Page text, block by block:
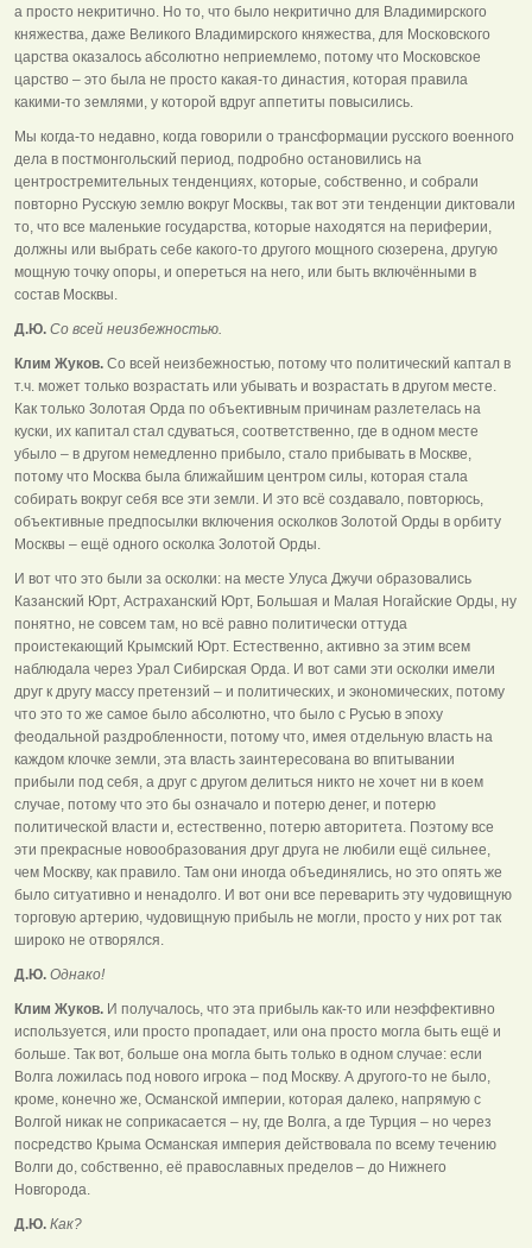
а просто некритично. Но то, что было некритично для Владимирского
княжества, даже Великого Владимирского княжества, для Московского
царства оказалось абсолютно неприемлемо, потому что Московское
царство – это была не просто какая-то династия, которая правила
какими-то землями, у которой вдруг аппетиты повысились.
Мы когда-то недавно, когда говорили о трансформации русского военного
дела в постмонгольский период, подробно остановились на
центростремительных тенденциях, которые, собственно, и собрали
повторно Русскую землю вокруг Москвы, так вот эти тенденции диктовали
то, что все маленькие государства, которые находятся на периферии,
должны или выбрать себе какого-то другого мощного сюзерена, другую
мощную точку опоры, и опереться на него, или быть включёнными в
состав Москвы.
Д.Ю. Со всей неизбежностью.
Клим Жуков. Со всей неизбежностью, потому что политический каптал в
т.ч. может только возрастать или убывать и возрастать в другом месте.
Как только Золотая Орда по объективным причинам разлетелась на
куски, их капитал стал сдуваться, соответственно, где в одном месте
убыло – в другом немедленно прибыло, стало прибывать в Москве,
потому что Москва была ближайшим центром силы, которая стала
собирать вокруг себя все эти земли. И это всё создавало, повторюсь,
объективные предпосылки включения осколков Золотой Орды в орбиту
Москвы – ещё одного осколка Золотой Орды.
И вот что это были за осколки: на месте Улуса Джучи образовались
Казанский Юрт, Астраханский Юрт, Большая и Малая Ногайские Орды, ну
понятно, не совсем там, но всё равно политически оттуда
проистекающий Крымский Юрт. Естественно, активно за этим всем
наблюдала через Урал Сибирская Орда. И вот сами эти осколки имели
друг к другу массу претензий – и политических, и экономических, потому
что это то же самое было абсолютно, что было с Русью в эпоху
феодальной раздробленности, потому что, имея отдельную власть на
каждом клочке земли, эта власть заинтересована во впитывании
прибыли под себя, а друг с другом делиться никто не хочет ни в коем
случае, потому что это бы означало и потерю денег, и потерю
политической власти и, естественно, потерю авторитета. Поэтому все
эти прекрасные новообразования друг друга не любили ещё сильнее,
чем Москву, как правило. Там они иногда объединялись, но это опять же
было ситуативно и ненадолго. И вот они все переварить эту чудовищную
торговую артерию, чудовищную прибыль не могли, просто у них рот так
широко не отворялся.
Д.Ю. Однако!
Клим Жуков. И получалось, что эта прибыль как-то или неэффективно
используется, или просто пропадает, или она просто могла быть ещё и
больше. Так вот, больше она могла быть только в одном случае: если
Волга ложилась под нового игрока – под Москву. А другого-то не было,
кроме, конечно же, Османской империи, которая далеко, напрямую с
Волгой никак не соприкасается – ну, где Волга, а где Турция – но через
посредство Крыма Османская империя действовала по всему течению
Волги до, собственно, её православных пределов – до Нижнего
Новгорода.
Д.Ю. Как?